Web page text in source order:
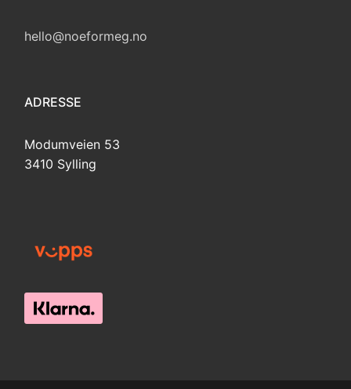
hello@noeformeg.no
ADRESSE
Modumveien 53
3410 Sylling